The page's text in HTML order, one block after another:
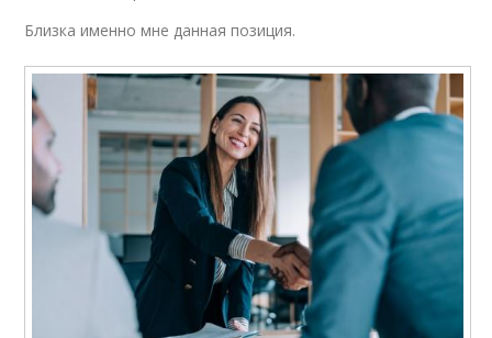
Близка именно мне данная позиция.